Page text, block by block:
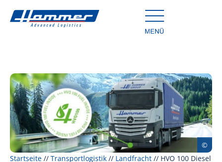
Startseite // Transportlogistik // Landfracht // HVO 100 Diesel